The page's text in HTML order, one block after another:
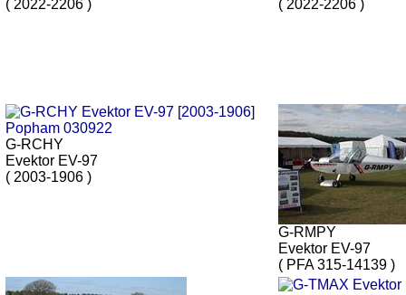
( 2022-2206 )
( 2022-2206 )
G-RCHY
Evektor EV-97
( 2003-1906 )
G-RMPY
Evektor EV-97
( PFA 315-14139 )